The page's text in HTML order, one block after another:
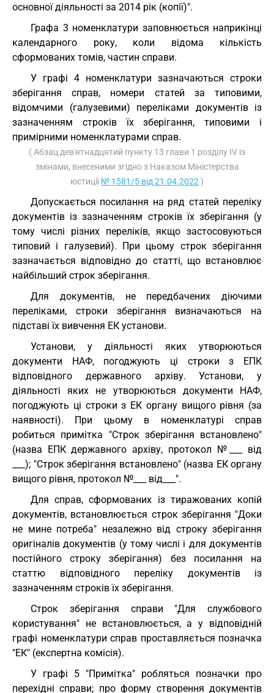
основної діяльності за 2014 рік (копії)".
Графа 3 номенклатури заповнюється наприкінці
календарного року, коли відома кількість
сформованих томів, частин справи.
У графі 4 номенклатури зазначаються строки
зберігання справ, номери статей за типовими,
відомчими (галузевими) переліками документів із
зазначенням строків їх зберігання, типовими і
примірними номенклатурами справ.
( Абзац дев'ятнадцятий пункту 13 глави 1 розділу IV із
змінами, внесеними згідно з Наказом Міністерства
юстиції№ 1581/5 від 21.04.2022 )
Допускається посилання на ряд статей переліку
документів із зазначенням строків їх зберігання (у
тому числі різних переліків, якщо застосовуються
типовий і галузевий). При цьому строк зберігання
зазначається відповідно до статті, що встановлює
найбільший строк зберігання.
Для документів, не передбачених діючими
переліками, строки зберігання визначаються на
підставі їх вивчення ЕК установи.
Установи, у діяльності яких утворюються
документи НАФ, погоджують ці строки з ЕПК
відповідного державного архіву. Установи, у
діяльності яких не утворюються документи НАФ,
погоджують ці строки з ЕК органу вищого рівня (за
наявності). При цьому в номенклатурі справ
робиться примітка "Строк зберігання встановлено"
(назва ЕПК державного архіву, протокол №___ від
___); "Строк зберігання встановлено" (назва ЕК органу
вищого рівня, протокол №___ від___".
Для справ, сформованих із тиражованих копій
документів, встановлюється строк зберігання "Доки
не мине потреба" незалежно від строку зберігання
оригіналів документів (у тому числі і для документів
постійного строку зберігання) без посилання на
статтю відповідного переліку документів із
зазначенням строків їх зберігання.
Строк зберігання справи "Для службового
користування" не встановлюється, а у відповідній
графі номенклатури справ проставляється позначка
"ЕК" (експертна комісія).
У графі 5 "Примітка" робляться позначки про
перехідні справи; про форму створення документів